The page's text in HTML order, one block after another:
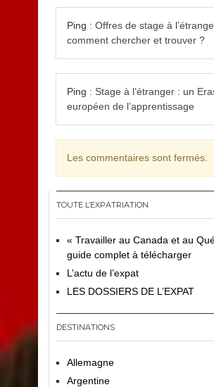
Ping : Offres de stage à
comment chercher et trouver ?
Ping : Stage à l’étranger : un
européen de l’apprentissage
Les commentaires sont fermés.
TOUTE L’EXPATRIATION
« Travailler au Canada et au
guide complet à télécharger
L’actu de l’expat
LES DOSSIERS DE L’EXPAT
DESTINATIONS
Allemagne
Argentine